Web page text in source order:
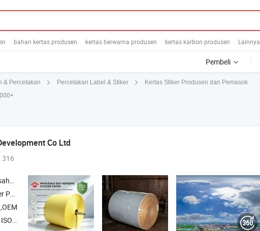
bahan kertas produsen kertas berwarna produsen kertas karbon produsen Lainnya
Pembeli
& Percetakan Percetakan Label & Stiker Kertas Stiker Produsen dan Pemasok
Co Ltd
316
Kecoa
Lainnya